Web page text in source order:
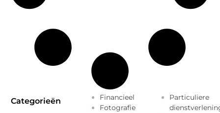
Categorieën
Financieel
Fotografie
Particuliere